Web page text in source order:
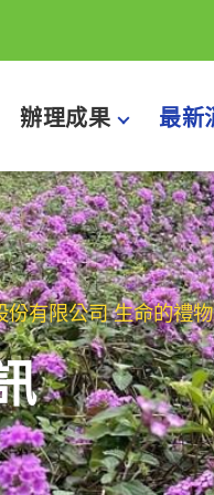
辦理成果 最新
有限公司 生命的禮